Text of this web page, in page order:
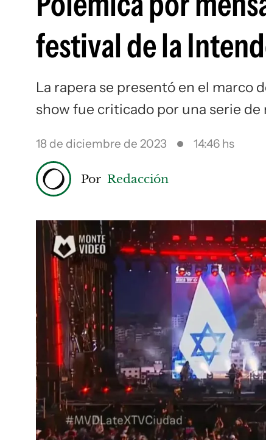
festival de la
La rapera se presentó en el marco
show fue criticado por una serie
18 de diciembre de 2023 14:46 hs
Por Redacción